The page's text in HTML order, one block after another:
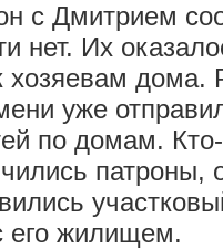
с Дмитрием
нет. Их
хозяевам дома.
уже
по домам.
его жилищем.